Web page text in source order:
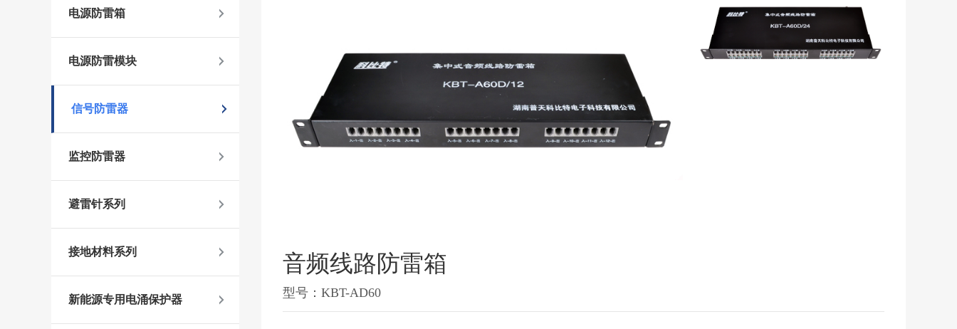
电源防雷箱
电源防雷模块
信号防雷器
监控防雷器
避雷针系列
接地材料系列
新能源专用电涌保护器
音频线路防雷箱
型号：KBT-AD60